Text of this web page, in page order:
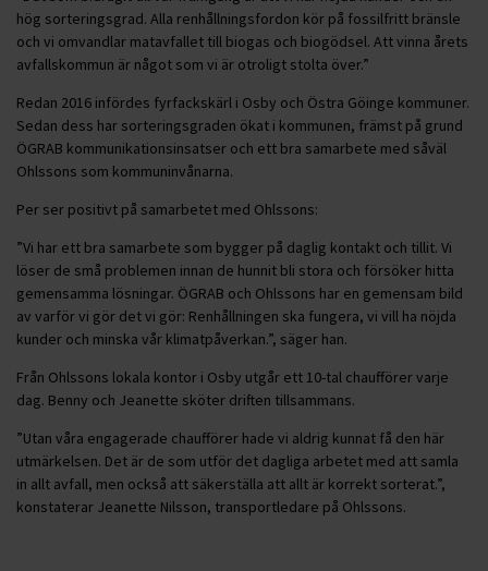
hög sorteringsgrad. Alla renhållningsfordon kör på fossilfritt bränsle
och vi omvandlar matavfallet till biogas och biogödsel. Att vinna årets
avfallskommun är något som vi är otroligt stolta över.”
Redan 2016 infördes fyrfackskärl i Osby och Östra Göinge kommuner.
Sedan dess har sorteringsgraden ökat i kommunen, främst på grund
ÖGRAB kommunikationsinsatser och ett bra samarbete med såväl
Ohlssons som kommuninvånarna.
Per ser positivt på samarbetet med Ohlssons:
”Vi har ett bra samarbete som bygger på daglig kontakt och tillit. Vi
löser de små problemen innan de hunnit bli stora och försöker hitta
gemensamma lösningar. ÖGRAB och Ohlssons har en gemensam bild
av varför vi gör det vi gör: Renhållningen ska fungera, vi vill ha nöjda
kunder och minska vår klimatpåverkan.”, säger han.
Från Ohlssons lokala kontor i Osby utgår ett 10-tal chaufförer varje
dag. Benny och Jeanette sköter driften tillsammans.
”Utan våra engagerade chaufförer hade vi aldrig kunnat få den här
utmärkelsen. Det är de som utför det dagliga arbetet med att samla
in allt avfall, men också att säkerställa att allt är korrekt sorterat.”,
konstaterar Jeanette Nilsson, transportledare på Ohlssons.